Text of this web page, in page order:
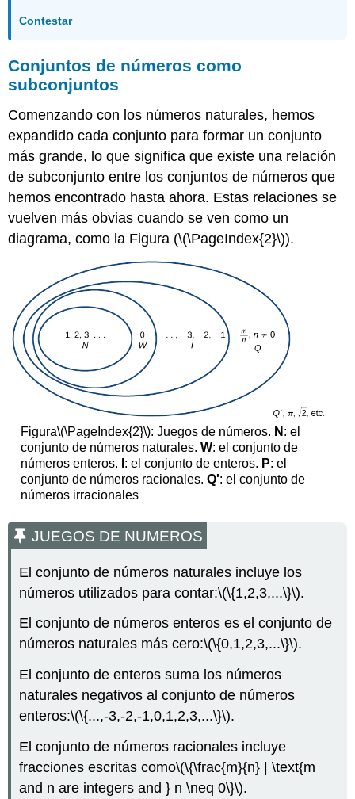
Contestar
Conjuntos de números como
subconjuntos
Comenzando con los números naturales, hemos
expandido cada conjunto para formar un conjunto
más grande, lo que significa que existe una relación
de subconjunto entre los conjuntos de números que
hemos encontrado hasta ahora. Estas relaciones se
vuelven más obvias cuando se ven como un
diagrama, como la Figura (\(\PageIndex{2}\)).
Figura\(\PageIndex{2}\): Juegos de números. N : el
conjunto de números naturales. W: el conjunto de
números enteros. : el conjunto de enteros. P: el
conjunto de números racionales. Q': el conjunto de
números irracionales
JUEGOS DE NUMEROS
El conjunto de números naturales incluye los
números utilizados para contar:\(\{1,2,3,...\}\).
El conjunto de números enteros es el conjunto de
números naturales más cero:\(\{0,1,2,3,...\}\).
El conjunto de enteros suma los números
naturales negativos al conjunto de números
enteros:\(\{...,-3,-2,-1,0,1,2,3,...\}\).
El conjunto de números racionales incluye
fracciones escritas como\(\{\frac{m}{n} | \text{m
and n are integers and } n \neq 0\}\).